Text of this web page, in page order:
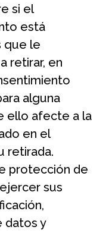
si el
está
que le
retirar, en
alguna
ello afecte a la
en el
retirada.
protección de
sus
datos y